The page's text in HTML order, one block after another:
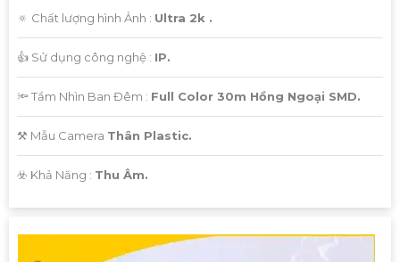
🔅 Chất lượng hình Ảnh : Ultra 2k .
👍 Sử dụng công nghệ : IP.
🔦 Tầm Nhìn Ban Đêm : Full Color 30m Hồng Ngoại SMD.
⚒ Mẫu Camera Thân Plastic.
️☣️ Khả Năng : Thu Âm.